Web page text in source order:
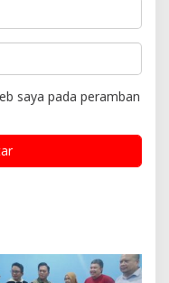
saya pada peramban